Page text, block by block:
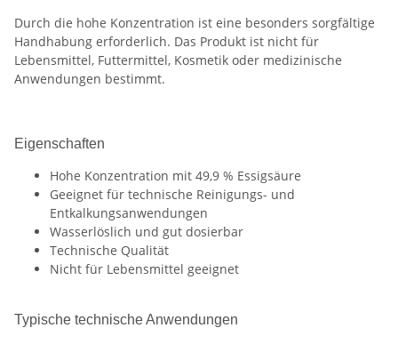
Durch die hohe Konzentration ist eine besonders sorgfältige
Handhabung erforderlich. Das Produkt ist nicht für
Lebensmittel, Futtermittel, Kosmetik oder medizinische
Anwendungen bestimmt.
Eigenschaften
Hohe Konzentration mit 49,9 % Essigsäure
Geeignet für technische Reinigungs- und
Entkalkungsanwendungen
Wasserlöslich und gut dosierbar
Technische Qualität
Nicht für Lebensmittel geeignet
Typische technische Anwendungen